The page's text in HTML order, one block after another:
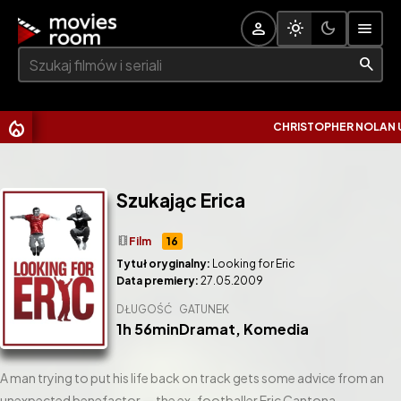
Szukaj:
CHRISTOPHER NOLAN
Szukając Erica
16
theaters Film
Tytuł oryginalny: Looking for Eric
Data premiery: 27.05.2009
A man trying to put his life back on track gets some advice from an
DŁUGOŚĆ
1h 56min
GATUNEK
Dramat, Komedia